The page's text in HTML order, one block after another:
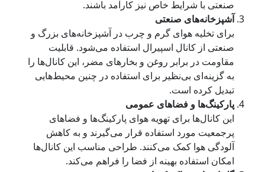
صنعتی با شرایط خاص نیز کارآمد باشند.
آشپزخانه‌های صنعتی
برای تخلیه هوای گرم و چرب در آشپزخانه‌های بزرگ و
صنعتی از کانال اسپیرال استفاده می‌شود. قابلیت
مقاومت در برابر روغن و بخارهای مضر، این کانال‌ها را
به گزینه‌ای بی‌نظیر برای استفاده در چنین محیط‌هایی
تبدیل کرده است.
پارکینگ‌ها و فضاهای عمومی
این کانال‌ها برای تهویه هوای پارکینگ‌ها و فضاهای
پرجمعیت مورد استفاده قرار می‌گیرند و به کاهش
آلودگی هوا کمک می‌کنند. طراحی مناسب این کانال‌ها
امکان استفاده بهینه از فضا را فراهم می‌کند.